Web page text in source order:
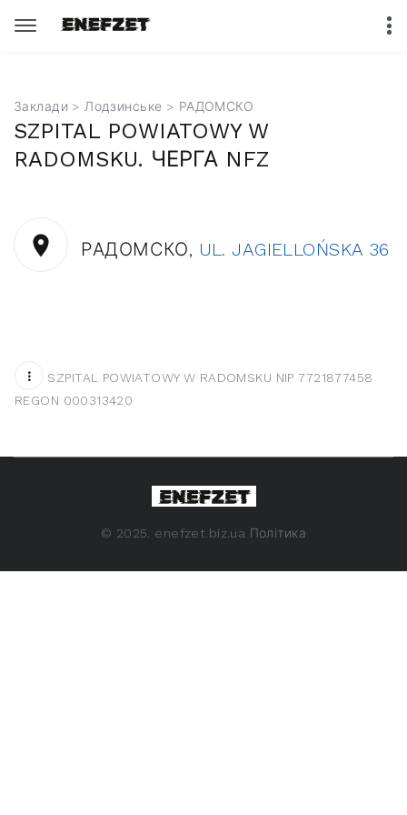
Заклади > Лодзинське > РАДОМСКО
SZPITAL POWIATOWY W
RADOMSKU. ЧЕРГА NFZ
РАДОМСКО, UL. JAGIELLOŃSKA 36
SZPITAL POWIATOWY W RADOMSKU NIP 7721877458
REGON 000313420
© 2025. enefzet.biz.ua Політика